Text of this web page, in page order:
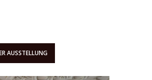
AUSSTELLUNG